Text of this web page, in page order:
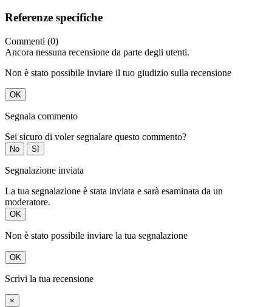
Referenze specifiche
Commenti (0)
Ancora nessuna recensione da parte degli utenti.
Non è stato possibile inviare il tuo giudizio sulla recensione
OK
Segnala commento
Sei sicuro di voler segnalare questo commento?
No Sì
Segnalazione inviata
La tua segnalazione è stata inviata e sarà esaminata da un
moderatore.
OK
Non è stato possibile inviare la tua segnalazione
OK
Scrivi la tua recensione
×